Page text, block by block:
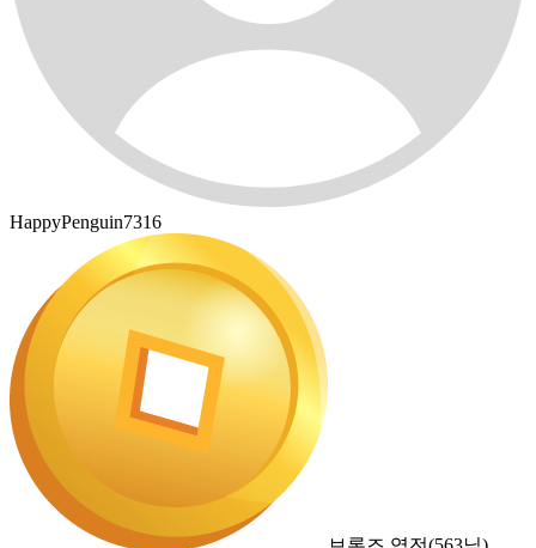
HappyPenguin7316